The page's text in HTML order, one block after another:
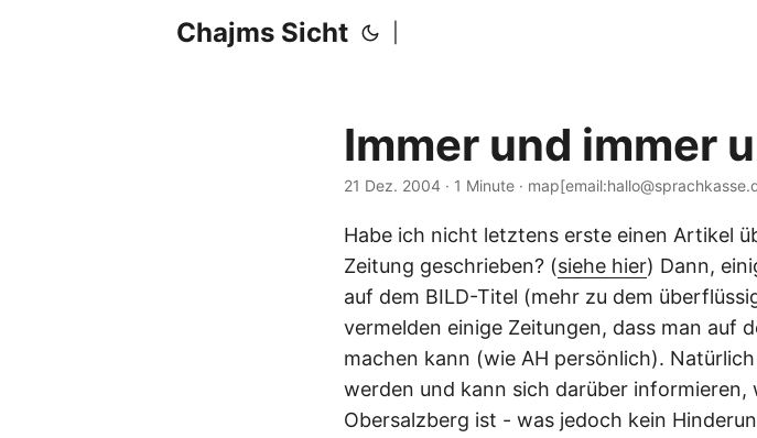
Chajms Sicht
Immer und immer
21 Dez. 2004 · 1 Minute ·
Habe ich nicht letztens erste einen Artikel
Zeitung geschrieben? (siehe hier) Dann,
auf dem BILD-Titel (mehr zu dem
vermelden einige Zeitungen, dass man auf
machen kann (wie AH persönlich).
werden und kann sich darüber informieren,
Obersalzberg ist - was jedoch kein